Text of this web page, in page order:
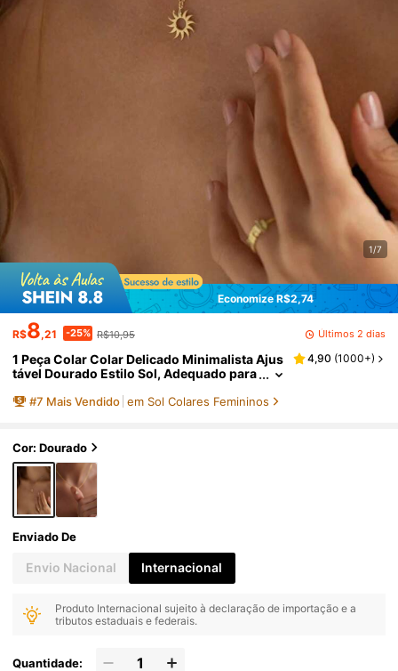
1/7
Economize R$2,74
R$8,21 -25% R$10,95 Últimos 2 dias
1 Peça Colar Colar Delicado Minimalista Ajus
tável Dourado Estilo Sol, Adequado para
4,90 (1000+)
#7 Mais Vendido em Sol Colares Femininos
Cor: Dourado
Enviado De
Envio Nacional Internacional
Produto Internacional sujeito à declaração de importação e a
tributos estaduais e federais.
Quantidade: